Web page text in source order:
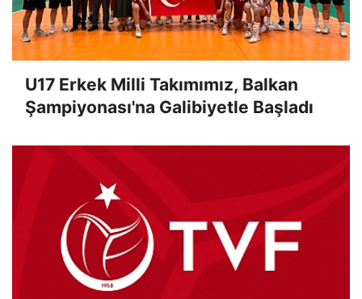
U17 Erkek Milli Takımımız, Balkan
Şampiyonası'na Galibiyetle Başladı